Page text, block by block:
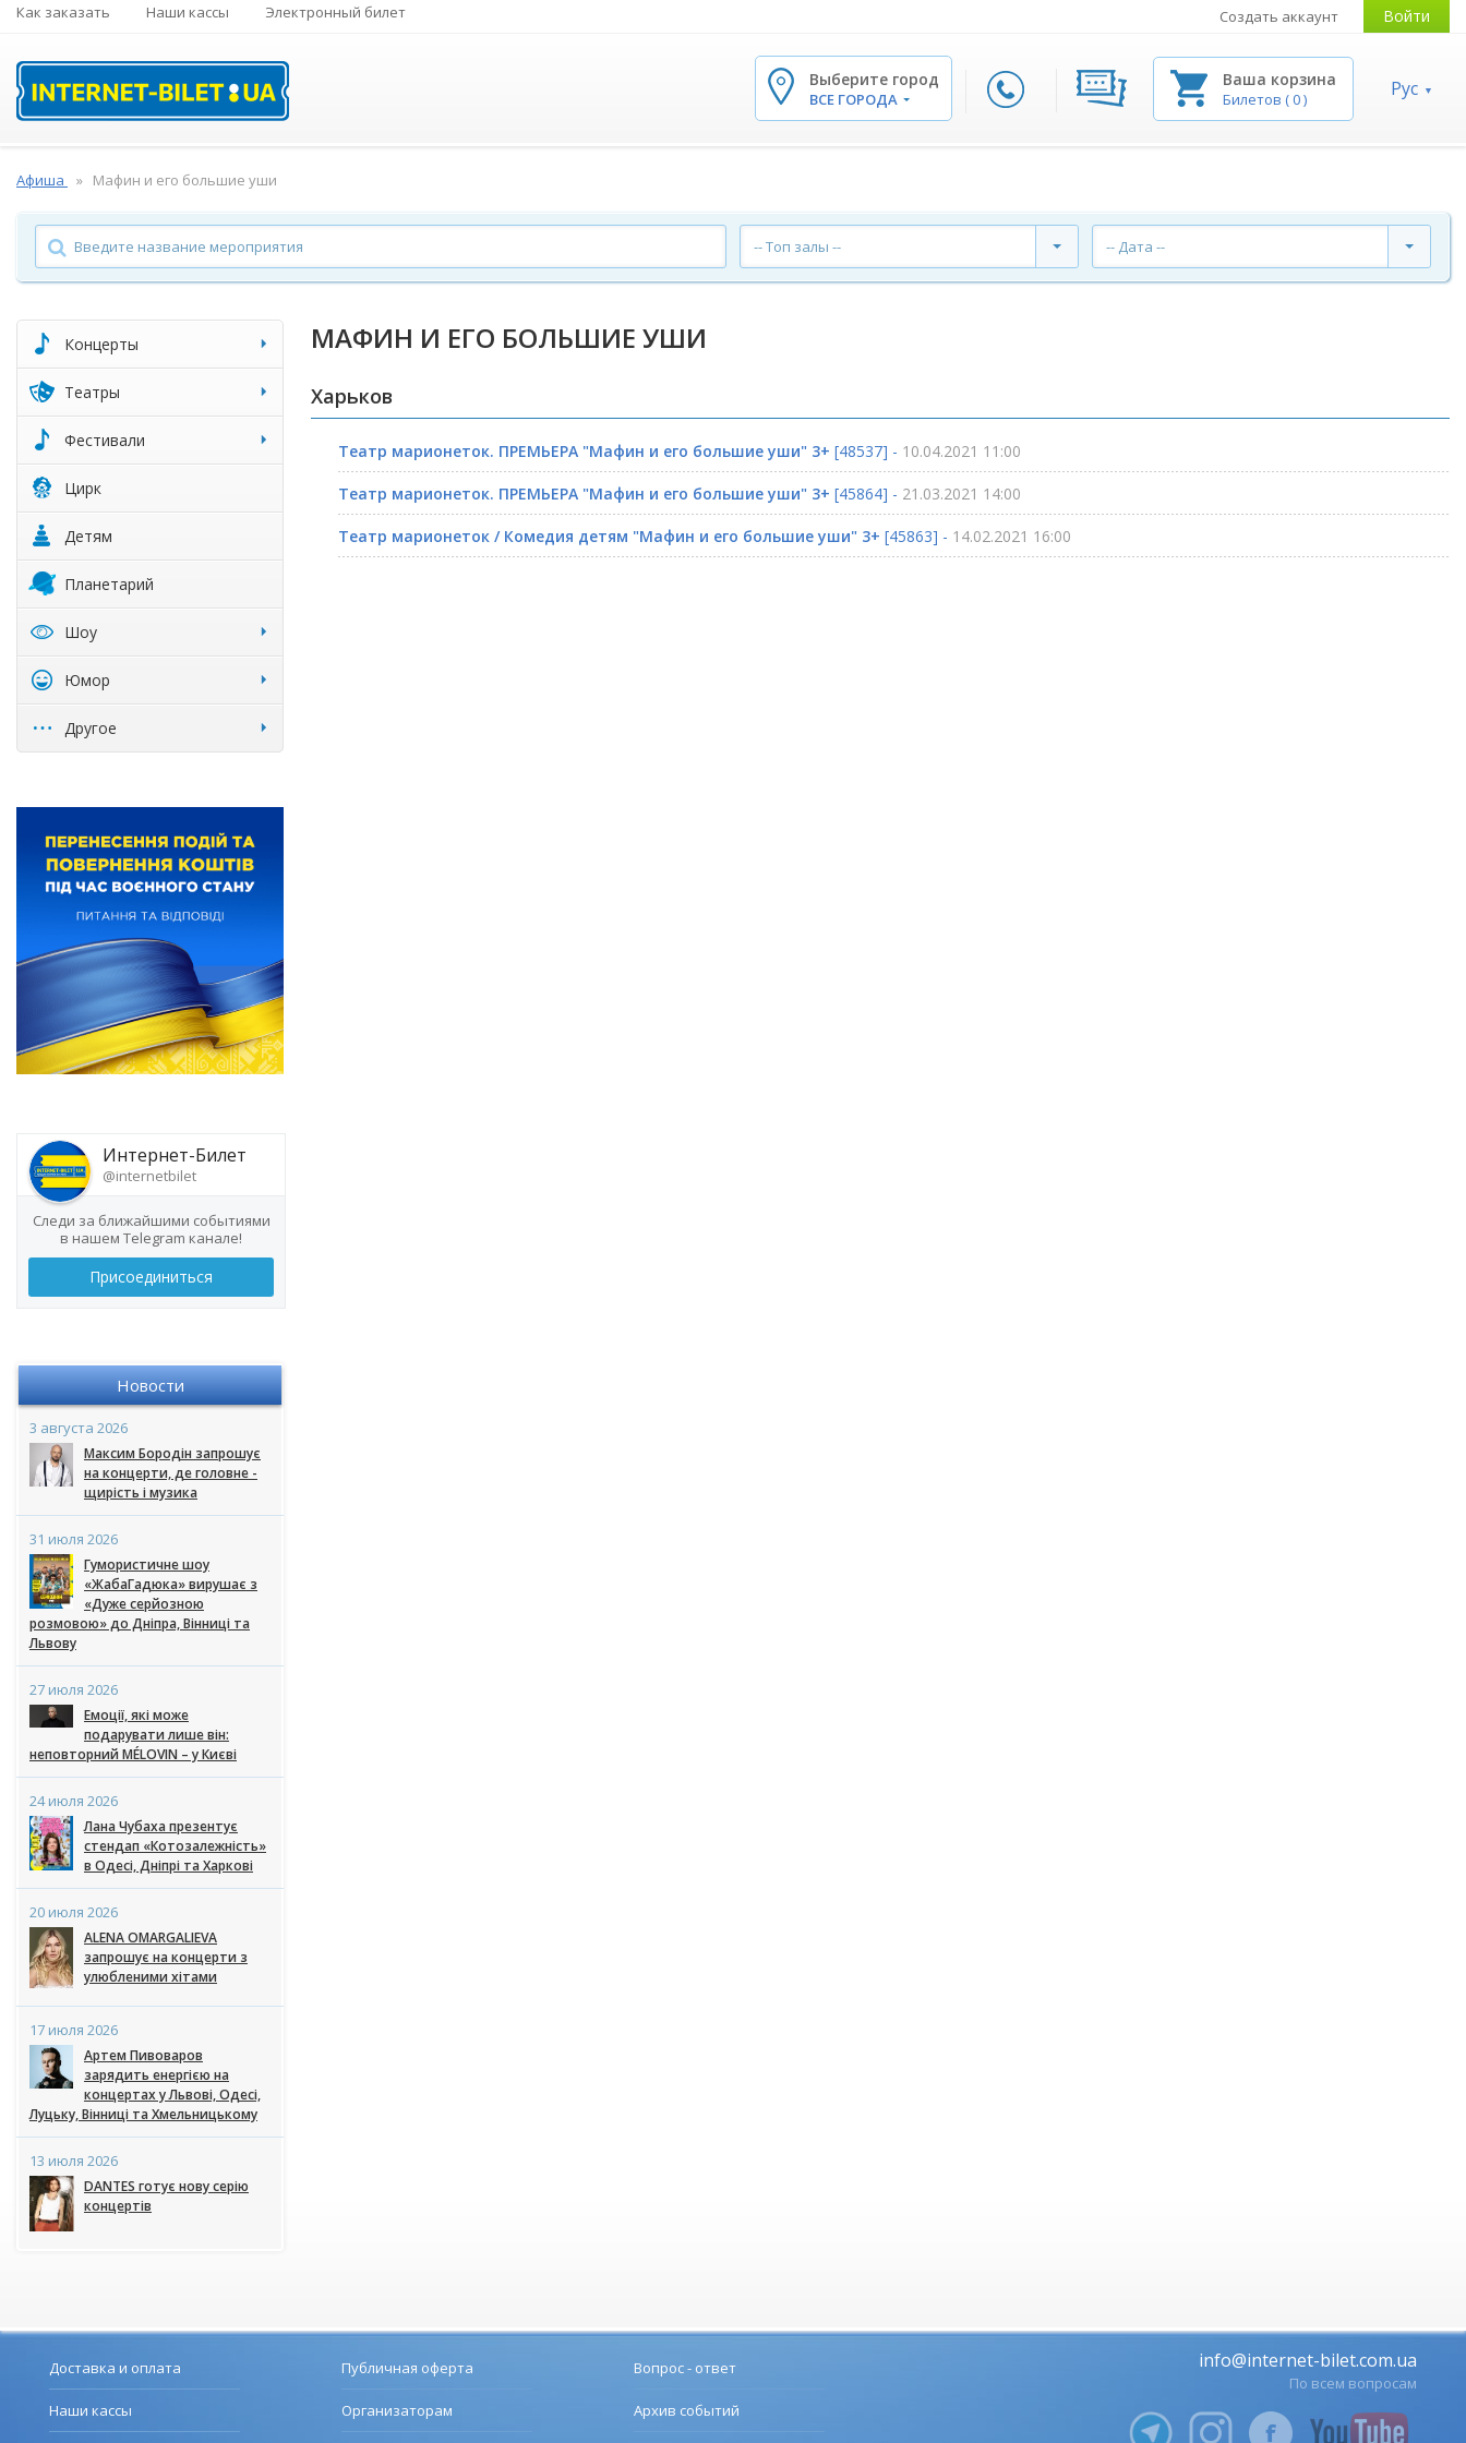
Как заказать Наши кассы Электронный билет Создать аккаунт Войти
Выберите город
ВСЕ ГОРОДА
Ваша корзина
Билетов (0) Рус
Афиша Мафин и его большие уши
-- Топ залы -- -- Дата --
Концерты
Театры
Фестивали
Цирк
Детям
Планетарий
Шоу
Юмор
Другое
Интернет-Билет
@internetbilet
Следи за ближайшими событиями
в нашем Telegram канале!
Присоединиться
Новости
3 августа 2026
Максим Бородін запрошує
на концерти, де головне -
щирість і музика
31 июля 2026
Гумористичне шоу
«ЖабаГадюка» вирушає з
«Дуже серйозною
розмовою» до Дніпра, Вінниці та
Львову
27 июля 2026
Емоції, які може
подарувати лише він:
неповторний MÉLOVIN – у Києві
24 июля 2026
Лана Чубаха презентує
стендап «Котозалежність»
в Одесі, Дніпрі та Харкові
20 июля 2026
ALENA OMARGALIEVA
запрошує на концерти з
улюбленими хітами
17 июля 2026
Артем Пивоваров
зарядить енергією на
концертах у Львові, Одесі,
Луцьку, Вінниці та Хмельницькому
13 июля 2026
DANTES готує нову серію
концертів
МАФИН И ЕГО БОЛЬШИЕ УШИ
Харьков
Театр марионеток. ПРЕМЬЕРА "Мафин и его большие уши" 3+ [48537] - 10.04.2021 11:00
Театр марионеток. ПРЕМЬЕРА "Мафин и его большие уши" 3+ [45864] - 21.03.2021 14:00
Театр марионеток / Комедия детям "Мафин и его большие уши" 3+ [45863] - 14.02.2021 16:00
Доставка и оплата
Наши кассы
Публичная оферта
Организаторам
Вопрос - ответ
Архив событий
info@internet-bilet.com.ua
По всем вопросам